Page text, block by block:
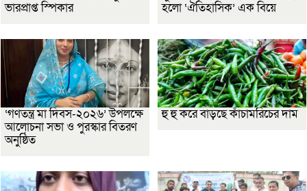
ভারপ্রাপ্ত স্পিকার
হলো ‘ঐতিহাসিক’ এক বিয়ে
‘গণতন্ত্র মা দিবস-২০২৬’ উপলক্ষে
আলোচনা সভা ও পুরস্কার বিতরণ
অনুষ্ঠিত
হু হু করে বাড়ছে কাঁচামরিচের দাম